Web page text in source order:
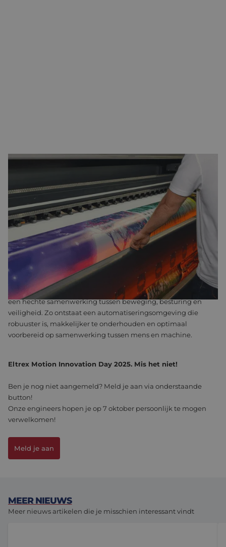
FUNCTIONAL SAFETY, EEN STRUCTURELE VERSCHUIVING IN
PRESENTATIE DOOR SIMONE PEDRAZZI, APPLICATIONS
ENGINEERING MANAGER BIJ ELMO MOTION CONTROL
Automatiseringssystemen worden steeds complexer – en
functionele veiligheidis daarbij geen luxe meer, maar een
essentieel onderdeel van het ontwerp. Door veiligheidsfuncties
direct in de aandrijftechnologie te integreren, verandert de
hele aanpak: van losse, geïsoleerde modules naar een
naadloos, veiligheidsgeïntegreerd platform.
Tijdens deze presentatie ontdek je hoe veiligheid op
aandrijfniveau het systeemontwerp vernieuwt en zorgt voor
een hechte samenwerking tussen beweging, besturing en
veiligheid. Zo ontstaat een automatiseringsomgeving die
robuuster is, makkelijker te onderhouden en optimaal
voorbereid op samenwerking tussen mens en machine.
Eltrex Motion Innovation Day 2025. Mis het niet!
Ben je nog niet aangemeld? Meld je aan via onderstaande
button!
Onze engineers hopen je op 7 oktober persoonlijk te mogen
verwelkomen!
Meld je aan
MEER NIEUWS
Meer nieuws artikelen die je misschien interessant vindt